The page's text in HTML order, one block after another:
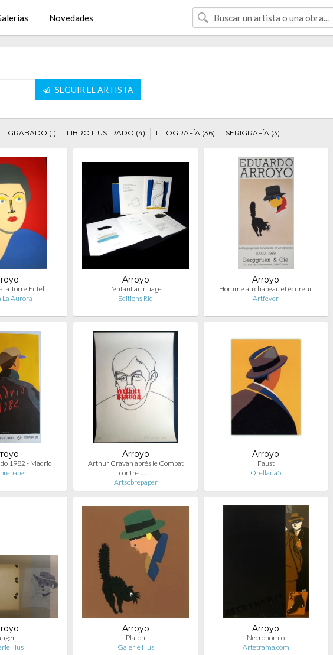
Novedades
SEGUIR EL ARTISTA
GRABADO (1) LIBRO ILUSTRADO (4) LITOGRAFÍA (36) SERIGRAFÍA (3)
la Torre Eiffel
La Aurora
Arroyo
L'enfant au nuage
Editions Rld
Arroyo
Homme au chapeau et écureuil
Artfever
1982 - Madrid
Arroyo
Arthur Cravan aprés le Combat
contre J.J…
Artsobrepaper
Arroyo
Faust
Orellana5
Hus
Arroyo
Platon
Galerie Hus
Arroyo
Necronomio
Artetrama.com